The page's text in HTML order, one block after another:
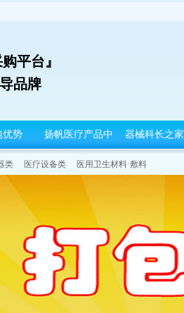
平台』
品牌
优势 扬帆医疗产品中
心
器械科长之家
类 医疗设备类 医用卫生材料·敷料